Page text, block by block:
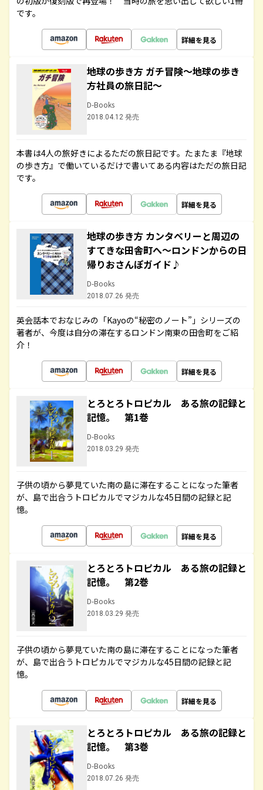
です。
詳細を見る
地球の歩き方 ガチ冒険～地球の歩き
方社員の旅日記～
D-Books
2018.04.12 発売
本書は4人の旅好きによるただの旅日記です。たまたま『地球
の歩き方』で働いているだけで書いてある内容はただの旅日記
です。
詳細を見る
地球の歩き方 カンタベリーと周辺の
すてきな田舎町へ～ロンドンからの日
帰りおさんぽガイド♪
D-Books
2018.07.26 発売
英会話本でおなじみの「Kayoの“秘密のノート”」シリーズの
著者が、今度は自分の滞在するロンドン南東の田舎町をご紹
介！
詳細を見る
とろとろトロピカル ある旅の記録と
記憶。 第1巻
D-Books
2018.03.29 発売
子供の頃から夢見ていた南の島に滞在することになった筆者
が、島で出合うトロピカルでマジカルな45日間の記録と記
憶。
詳細を見る
とろとろトロピカル ある旅の記録と
記憶。 第2巻
D-Books
2018.03.29 発売
子供の頃から夢見ていた南の島に滞在することになった筆者
が、島で出合うトロピカルでマジカルな45日間の記録と記
憶。
詳細を見る
とろとろトロピカル ある旅の記録と
記憶。 第3巻
D-Books
2018.07.26 発売